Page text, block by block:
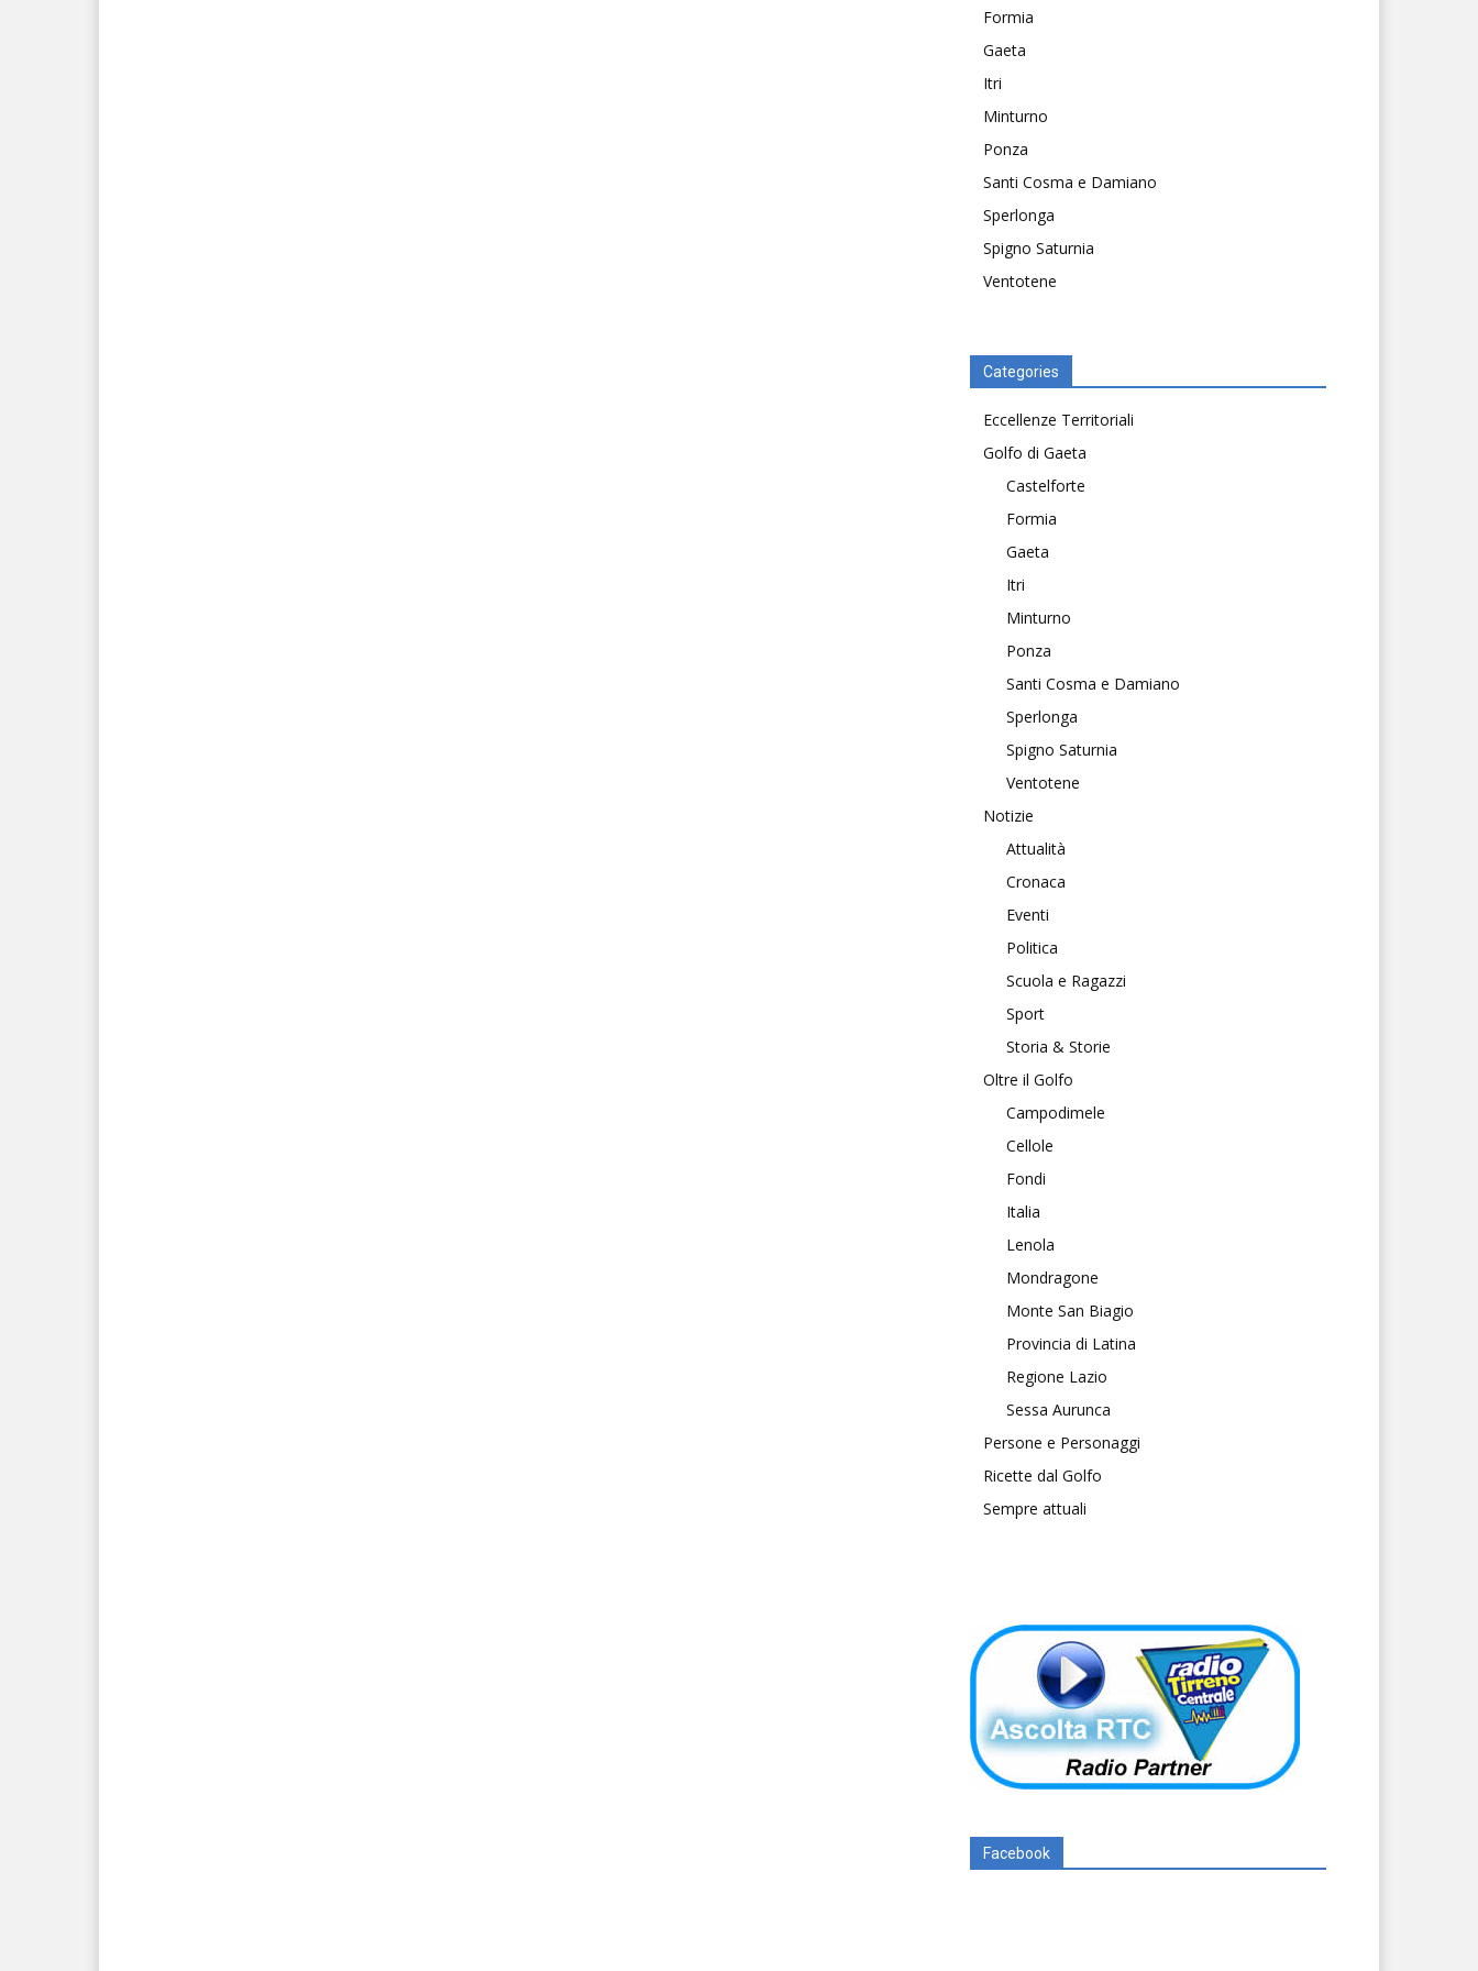
Formia
Gaeta
Itri
Minturno
Ponza
Santi Cosma e Damiano
Sperlonga
Spigno Saturnia
Ventotene
Categories
Eccellenze Territoriali
Golfo di Gaeta
Castelforte
Formia
Gaeta
Itri
Minturno
Ponza
Santi Cosma e Damiano
Sperlonga
Spigno Saturnia
Ventotene
Notizie
Attualità
Cronaca
Eventi
Politica
Scuola e Ragazzi
Sport
Storia & Storie
Oltre il Golfo
Campodimele
Cellole
Fondi
Italia
Lenola
Mondragone
Monte San Biagio
Provincia di Latina
Regione Lazio
Sessa Aurunca
Persone e Personaggi
Ricette dal Golfo
Sempre attuali
Facebook